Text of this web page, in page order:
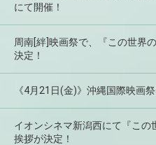
にて開催！
周南[絆]映画祭で、『この世界
決定！
《4月21日(金)》沖縄国際映画
イオンシネマ新潟西にて『こ
挨拶が決定！